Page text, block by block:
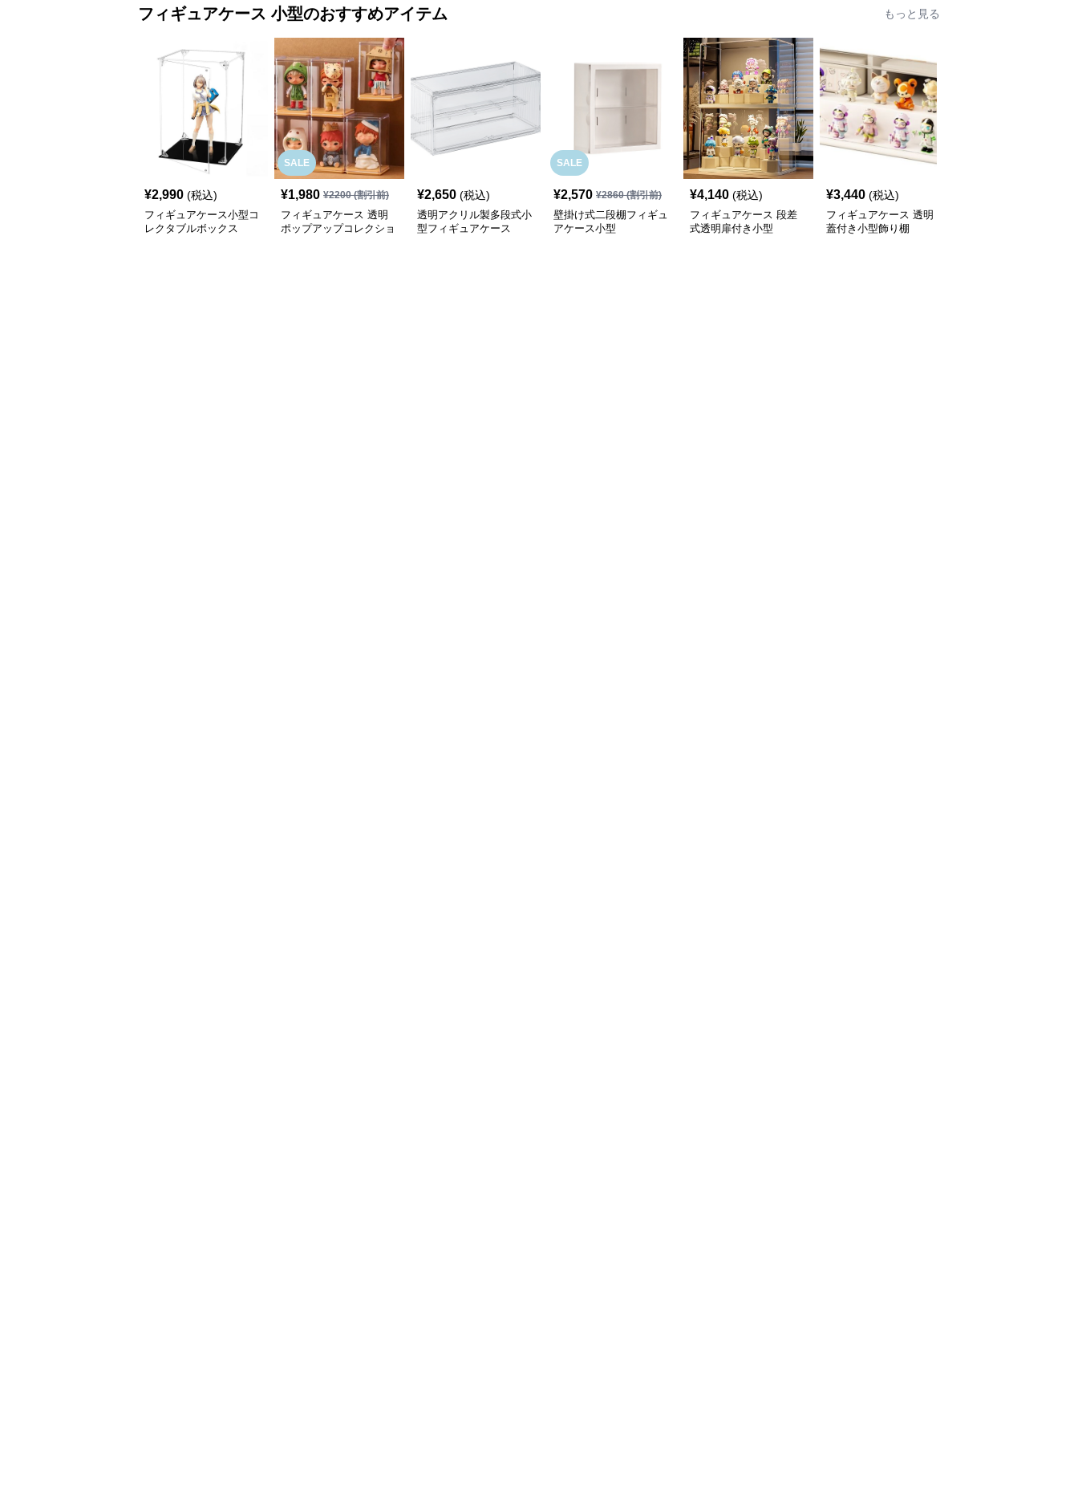
フィギュアケース 小型のおすすめアイテム もっと見る
¥2,990 (税込)
フィギュアケース小型コ
レクタブルボックス
SALE
¥1,980 ¥2200(割引前)
フィギュアケース 透明
ポップアップコレクショ
¥2,650 (税込)
透明アクリル製多段式小
型フィギュアケース
SALE
¥2,570 ¥2860(割引前)
壁掛け式二段棚フィギュ
アケース小型
¥4,140 (税込)
フィギュアケース 段差
式透明扉付き小型
¥3,440 (税込)
フィギュアケース 透明
蓋付き小型飾り棚